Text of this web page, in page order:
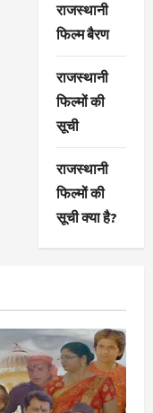
राजस्थानी
फिल्म बैरण
राजस्थानी
फिल्मों की
सूची
राजस्थानी
फिल्मों की
सूची क्या है?